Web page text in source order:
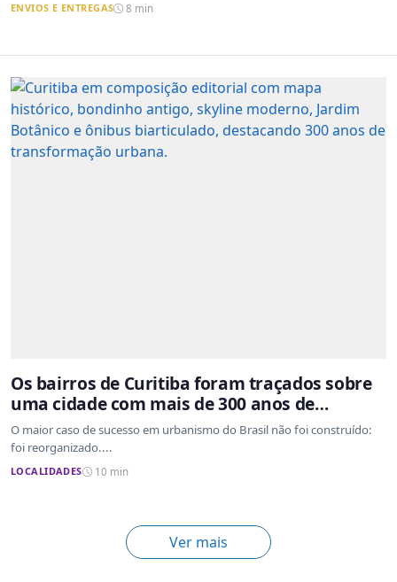
ENVIOS E ENTREGAS 8 min
Os bairros de Curitiba foram traçados sobre
uma cidade com mais de 300 anos de
ocupação desordenada
O maior caso de sucesso em urbanismo do Brasil não foi construído:
foi reorganizado....
LOCALIDADES 10 min
Ver mais